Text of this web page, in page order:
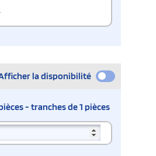
la disponibilité
- tranches de 1 pièces